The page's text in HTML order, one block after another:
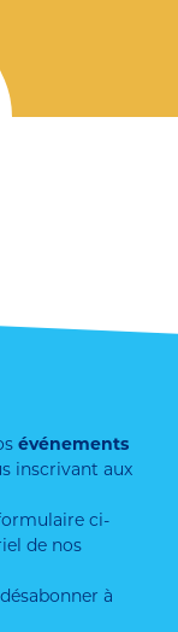
événements
inscrivant aux
ci-
de nos
à